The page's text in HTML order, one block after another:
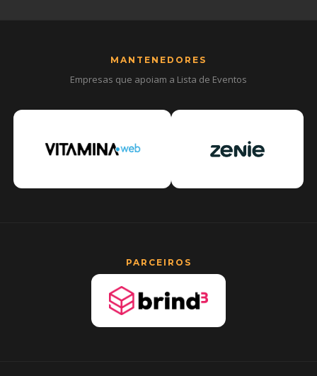
MANTENEDORES
Empresas que apoiam a Lista de Eventos
PARCEIROS